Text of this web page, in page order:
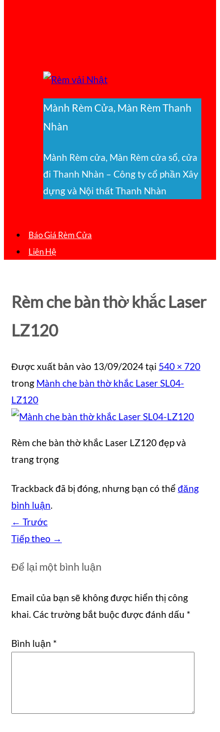
Mành Rèm Cửa, Màn Rèm Thanh
Nhàn
Mành Rèm cửa, Màn Rèm cửa sổ, cửa
đi Thanh Nhàn – Công ty cổ phần Xây
dựng và Nội thất Thanh Nhàn
Báo Giá Rèm Cửa
Liên Hệ
Rèm che bàn thờ khắc Laser
LZ120
Được xuất bản vào 13/09/2024tại 540 × 720
trong Mành che bàn thờ khắc Laser SL04-
LZ120
Rèm che bàn thờ khắc Laser LZ120 đẹp và
trang trọng
Trackback đã bị đóng, nhưng bạn có thể đăng
bình luận.
← Trước
Tiếp theo →
Để lại một bình luận
Email của bạn sẽ không được hiển thị công
khai. Các trường bắt buộc được đánh dấu *
Bình luận *